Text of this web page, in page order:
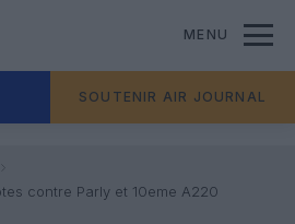
MENU
SOUTENIR AIR JOURNAL
contre Parly et 10eme A220